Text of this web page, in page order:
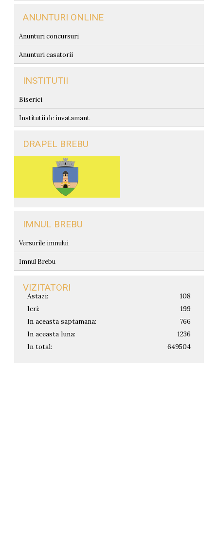
ANUNTURI ONLINE
Anunturi concursuri
Anunturi casatorii
INSTITUTII
Biserici
Institutii de invatamant
DRAPEL BREBU
IMNUL BREBU
Versurile imnului
Imnul Brebu
VIZITATORI
Astazi:
108
Ieri:
199
In aceasta saptamana:
766
In aceasta luna:
1236
In total:
649504